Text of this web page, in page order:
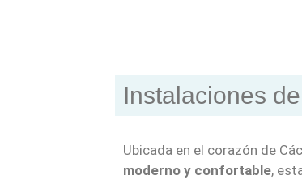
Instalaciones
Ubicada en el corazón de
moderno y confortable,